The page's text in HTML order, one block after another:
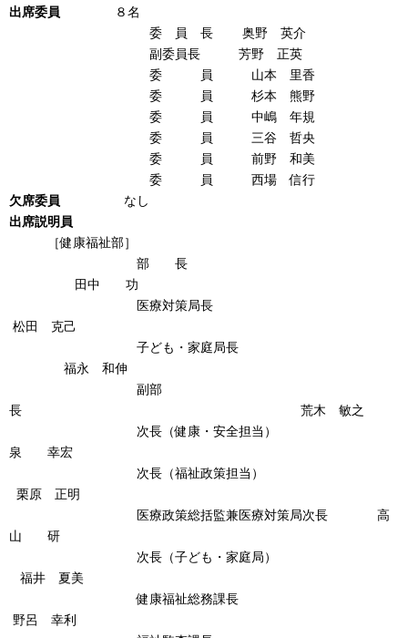
出席委員
８名
委 員 長 奥野 英介
副委員長 芳野 正英
委 員 山本 里香
委 員 杉本 熊野
委 員 中嶋 年規
委 員 三谷 哲央
委 員 前野 和美
委 員 西場 信行
欠席委員 なし
出席説明員
［健康福祉部］
部 長
田中 功
医療対策局長
松田 克己
子ども・家庭局長
福永 和伸
副部
長 荒木 敏之
次長（健康・安全担当）
泉 幸宏
次長（福祉政策担当）
栗原 正明
医療政策総括監兼医療対策局次長 高
山 研
次長（子ども・家庭局）
福井 夏美
健康福祉総務課長
野呂 幸利